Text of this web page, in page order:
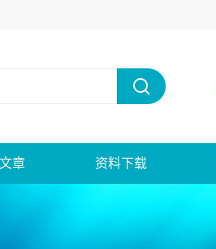
章 资料下载